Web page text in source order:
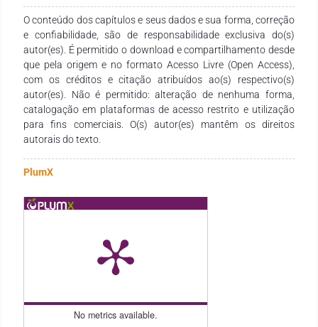
continuamente como processos, a leitura crítica abrange
múltiplas perspectivas, determinadas principalmente pelo
corte de classe social, mas também pelas posições relativas
que os sujeitos ocupam em "condições de produção"
específicas. Na medida em que a produção de sentidos
constitui as práticas de linguagem, duas tendências diversas,
mas igualmente discutíveis, se delineiam: (1) a tomada destas
práticas pela educação como um todo ou, até mesmo, pela
"realidade"; e (2) a institucionalização de práticas discursivas
rígidas e limitadoras. Como a linguagem está sempre atada
ao poder, o discurso, instância histórica da primeira, não tem
apenas implicações culturais, mas principalmente políticas: é
circularidade de efeitos dos sentidos hegemônicos. A Análise
pistas linguísticas que remetem aos modos pelos quais o
funcionamento discursivo pode ser regulado. Ao fazê-lo,
também aponta para modos de produção de sentidos
pode subsidiar a produção de um conjunto de princípios que
orientem o ensino da língua, no qual a leitura crítica ocupa
O conteúdo dos capítulos e seus dados e sua forma, correção
e confiabilidade, são de responsabilidade exclusiva do(s)
autor(es). É permitido o download e compartilhamento desde
que pela origem e no formato Acesso Livre (Open Access),
com os créditos e citação atribuídos ao(s) respectivo(s)
autor(es). Não é permitido: alteração de nenhuma forma,
catalogação em plataformas de acesso restrito e utilização
para fins comerciais. O(s) autor(es) mantêm os direitos
autorais do texto.
PlumX
No metrics available.